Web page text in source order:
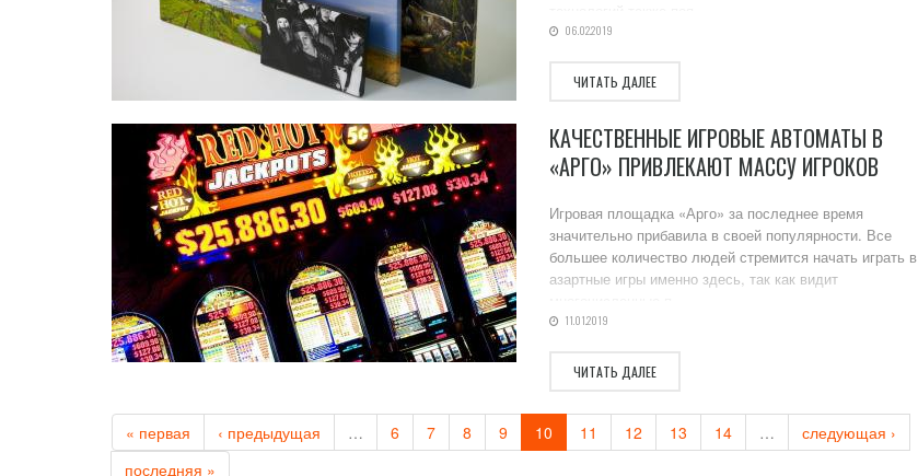
06.02.2019
ЧИТАТЬ ДАЛЕЕ
КАЧЕСТВЕННЫЕ ИГРОВЫЕ АВТОМАТЫ В
«АРГО» ПРИВЛЕКАЮТ МАССУ ИГРОКОВ
Игровая площадка «Арго» за последнее время
значительно прибавила в своей популярности. Все
большее количество людей стремится начать играть в
азартные игры именно здесь, так как видит
11.01.2019
ЧИТАТЬ ДАЛЕЕ
« первая ‹ предыдущая … 6 7 8 9 10 11 12 13 14 …
следующая ›
последняя »